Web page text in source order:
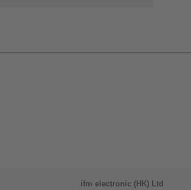
ifm electronic (HK) Ltd